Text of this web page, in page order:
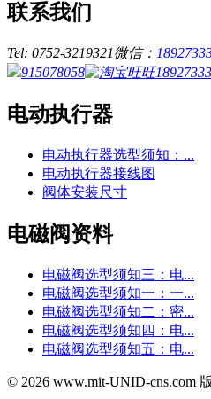
联系我们
Tel: 0752-3219321微信：
915078058
电动执行器
电动执行器选型须知：...
电动执行器接线图
阀体安装尺寸
电磁阀资料
电磁阀选型须知三：电...
电磁阀选型须知一：一...
电磁阀选型须知二：密...
电磁阀选型须知四：电...
电磁阀选型须知五：电...
© 2026 www.mit-UNID-cns.com